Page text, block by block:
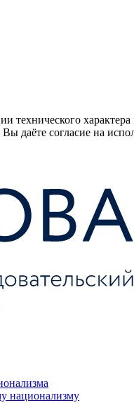
технического
даёте согласие на
национализму